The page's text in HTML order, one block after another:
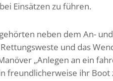
Einsätzen zu führen.
neben dem An-
und das
„Anlegen an ein
freundlicherweise ihr Boot